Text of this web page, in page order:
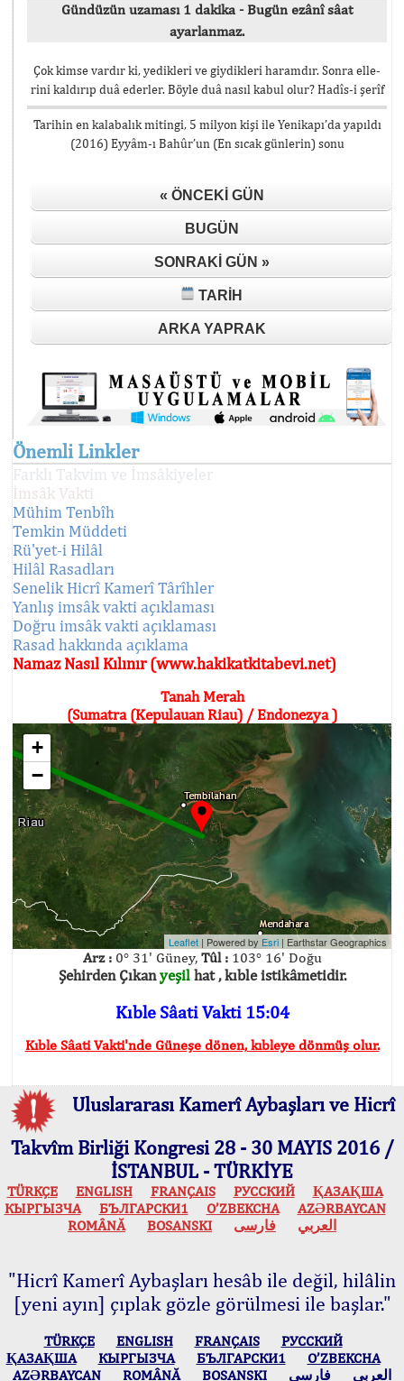
Gündüzün uzaması 1 dakika - Bugün ezânî sâat
ayarlanmaz.
Çok kimse vardır ki, yedikleri ve giydikleri haramdır. Sonra elle-
rini kaldırıp duâ ederler. Böyle duâ nasıl kabul olur? Hadîs-i şerîf
Tarihin en kalabalık mitingi, 5 milyon kişi ile Yenikapı’da yapıldı
(2016) Eyyâm-ı Bahûr’un (En sıcak günlerin) sonu
« ÖNCEKI GÜN
BUGÜN
SONRAKI GÜN »
TARIH
ARKA YAPRAK
Önemli Linkler
Farklı Takvim ve İmsâkiyeler
İmsâk Vakti
Mühim Tenbîh
Temkin Müddeti
Rü'yet-i Hilâl
Hilâl Rasadları
Senelik Hicrî Kamerî Târîhler
Yanlış imsâk vakti açıklaması
Doğru imsâk vakti açıklaması
Rasad hakkında açıklama
Namaz Nasıl Kılınır (www.hakikatkitabevi.net)
Tanah Merah
(Sumatra (Kepulauan Riau) / Endonezya )
+
−
Leaflet | Powered by Esri | Earthstar Geographics
Arz :0° 31' Güney, Tûl :103° 16' Doğu
Şehirden Çıkanyeşilhat , kıble istikâmetidir.
Kıble Sâati Vakti 15:04
Kıble Sâati Vakti'nde Güneşe dönen, kıbleye dönmüş olur.
Uluslararası Kamerî Aybaşları ve Hicrî
Takvîm Birliği Kongresi 28 - 30 MAYIS 2016 /
İSTANBUL - TÜRKİYE
TÜRKÇE ENGLISH FRANÇAIS РУССКИЙ
ҚАЗАҚША
КЫPГЫЗЧA
БЪЛГАРСКИ1 O’ZBEKCHA
AZӘRBAYCAN
ROMÂNĂ
BOSANSKI العربي فارسی
"Hicrî Kamerî Aybaşları hesâb ile değil, hilâlin
[yeni ayın] çıplak gözle görülmesi ile başlar."
TÜRKÇE ENGLISH FRANÇAIS
РУССКИЙ
ҚАЗАҚША
КЫPГЫЗЧA БЪЛГАРСКИ1
O’ZBEKCHA
AZӘRBAYCAN
ROMÂNĂ BOSANSKI العربي فارسی